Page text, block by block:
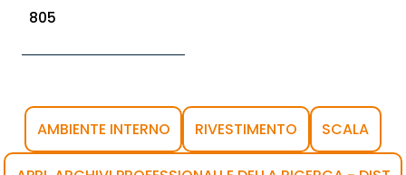
805
AMBIENTE INTERNO RIVESTIMENTO SCALA